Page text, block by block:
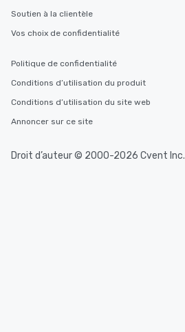
Soutien à la clientèle
Vos choix de confidentialité
Politique de confidentialité
Conditions d’utilisation du produit
Conditions d’utilisation du site web
Annoncer sur ce site
Droit d’auteur © 2000-2026 Cvent Inc.